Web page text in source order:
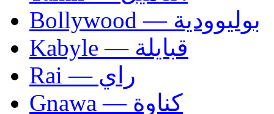
Bollywood — بوليوودية
Kabyle — قبايلة
Rai — راي
Gnawa — كناوة